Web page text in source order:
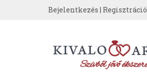
Bejelentkezés | Regisztráció